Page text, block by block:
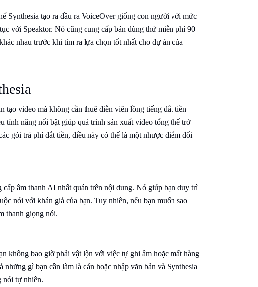
Synthesia tạo ra đầu ra VoiceOver giống con người với mức
với Speaktor. Nó cũng cung cấp bản dùng thử miễn phí 90
nhau trước khi tìm ra lựa chọn tốt nhất cho dự án của
tạo video mà không cần thuê diễn viên lồng tiếng đắt tiền
tính năng nổi bật giúp quá trình sản xuất video tổng thể trở
gói trả phí đắt tiền, điều này có thể là một nhược điểm đối
cấp âm thanh AI nhất quán trên nội dung. Nó giúp bạn duy trì
nói với khán giả của bạn. Tuy nhiên, nếu bạn muốn sao
thanh giọng nói.
không bao giờ phải vật lộn với việc tự ghi âm hoặc mất hàng
gì bạn cần làm là dán hoặc nhập văn bản và Synthesia
nói tự nhiên.